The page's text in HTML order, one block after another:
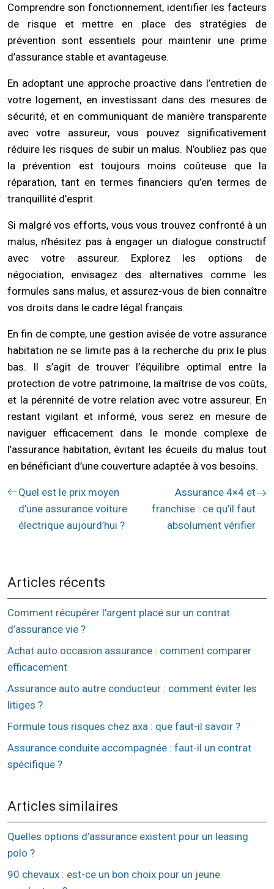
Comprendre son fonctionnement, identifier les facteurs
de risque et mettre en place des stratégies de
prévention sont essentiels pour maintenir une prime
d’assurance stable et avantageuse.
En adoptant une approche proactive dans l’entretien de
votre logement, en investissant dans des mesures de
sécurité, et en communiquant de manière transparente
avec votre assureur, vous pouvez significativement
réduire les risques de subir un malus. N’oubliez pas que
la prévention est toujours moins coûteuse que la
réparation, tant en termes financiers qu’en termes de
tranquillité d’esprit.
Si malgré vos efforts, vous vous trouvez confronté à un
malus, n’hésitez pas à engager un dialogue constructif
avec votre assureur. Explorez les options de
négociation, envisagez des alternatives comme les
formules sans malus, et assurez-vous de bien connaître
vos droits dans le cadre légal français.
En fin de compte, une gestion avisée de votre assurance
habitation ne se limite pas à la recherche du prix le plus
bas. Il s’agit de trouver l’équilibre optimal entre la
protection de votre patrimoine, la maîtrise de vos coûts,
et la pérennité de votre relation avec votre assureur. En
restant vigilant et informé, vous serez en mesure de
naviguer efficacement dans le monde complexe de
l’assurance habitation, évitant les écueils du malus tout
en bénéficiant d’une couverture adaptée à vos besoins.
Quel est le prix moyen
d’une assurance voiture
électrique aujourd’hui ?
Assurance 4×4 et
franchise : ce qu’il faut
absolument vérifier
Articles récents
Comment récupérer l’argent placé sur un contrat
d’assurance vie ?
Achat auto occasion assurance : comment comparer
efficacement
Assurance auto autre conducteur : comment éviter les
litiges ?
Formule tous risques chez axa : que faut-il savoir ?
Assurance conduite accompagnée : faut-il un contrat
spécifique ?
Articles similaires
Quelles options d’assurance existent pour un leasing
polo ?
90 chevaux : est-ce un bon choix pour un jeune